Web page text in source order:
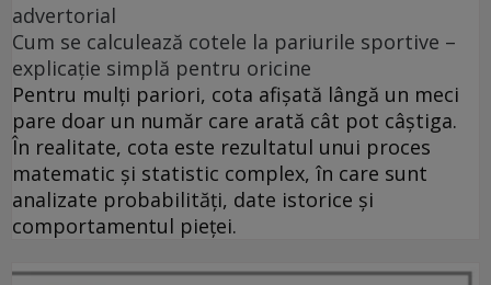
advertorial
Cum se calculează cotele la pariurile sportive –
explicație simplă pentru oricine
Pentru mulți pariori, cota afișată lângă un meci
pare doar un număr care arată cât pot câștiga.
În realitate, cota este rezultatul unui proces
matematic și statistic complex, în care sunt
analizate probabilități, date istorice și
comportamentul pieței.